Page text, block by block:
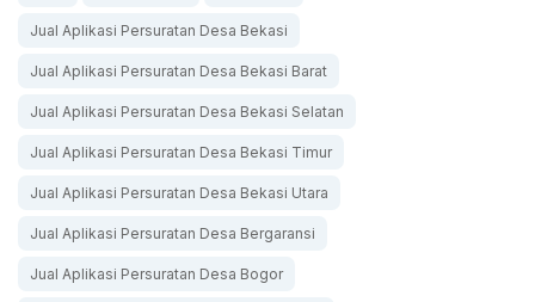
Jual Aplikasi Persuratan Desa Bekasi
Jual Aplikasi Persuratan Desa Bekasi Barat
Jual Aplikasi Persuratan Desa Bekasi Selatan
Jual Aplikasi Persuratan Desa Bekasi Timur
Jual Aplikasi Persuratan Desa Bekasi Utara
Jual Aplikasi Persuratan Desa Bergaransi
Jual Aplikasi Persuratan Desa Bogor